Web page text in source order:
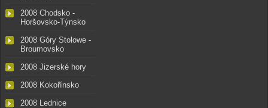
2008 Chodsko -
Horšovsko-Týnsko
2008 Góry Stolowe -
Broumovsko
2008 Jizerské hory
2008 Kokořínsko
2008 Lednice